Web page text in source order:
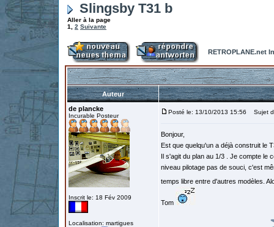
Slingsby T31 b
Aller à la page
1
2 Suivante
RETROPLANE.net
Auteur
de plancke
Incurable Posteur
Inscrit le: 18 Fév 2009
Localisation: martigues
Posté le: 13/10/2013 15:56 Sujet
Bonjour,
Est que quelqu'un a déjà construit le
Il s'agit du plan au 1/3 . Je compte le
niveau pilotage pas de souci, c'est
temps libre entre d'autres modèles.
Tom